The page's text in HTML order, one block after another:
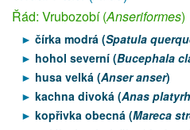
Řád: Vrubozobí (Anseriformes)
čírka modrá (Spatula
hohol severní (Bucephala
husa velká (Anser anser)
kachna divoká (Anas
kopřivka obecná (Mareca